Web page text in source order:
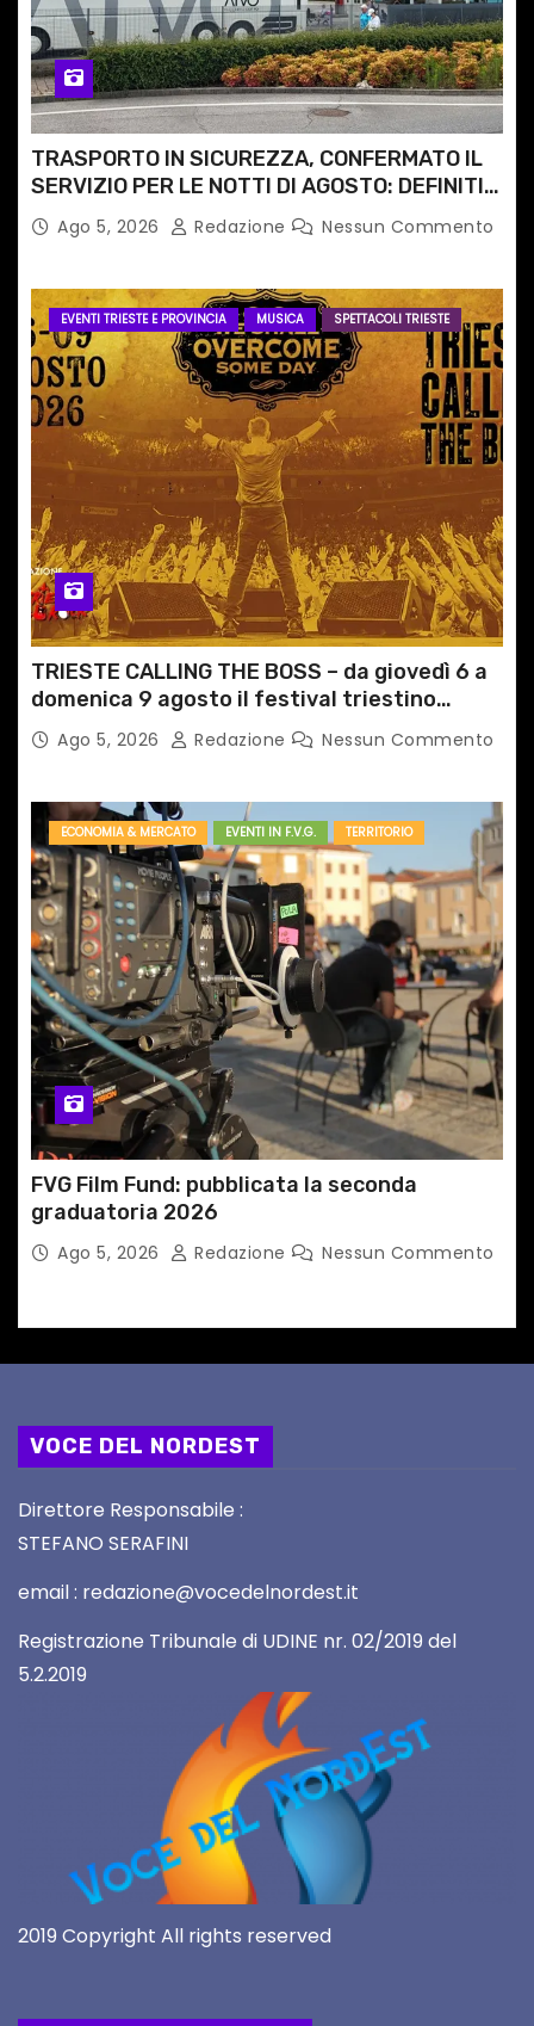
TRASPORTO IN SICUREZZA, CONFERMATO IL
SERVIZIO PER LE NOTTI DI AGOSTO: DEFINITI
PERCORSI, FERMATE E ORARIO
Ago 5, 2026 Redazione Nessun Commento
EVENTI TRIESTE E PROVINCIA MUSICA SPETTACOLI TRIESTE
TRIESTE CALLING THE BOSS – da giovedì 6 a
domenica 9 agosto il festival triestino
dedicato a Springsteen
Ago 5, 2026 Redazione Nessun Commento
ECONOMIA & MERCATO EVENTI IN F.V.G. TERRITORIO
FVG Film Fund: pubblicata la seconda
graduatoria 2026
Ago 5, 2026 Redazione Nessun Commento
VOCE DEL NORDEST
Direttore Responsabile :
STEFANO SERAFINI
email : redazione@vocedelnordest.it
Registrazione Tribunale di UDINE nr. 02/2019 del
5.2.2019
2019 Copyright All rights reserved